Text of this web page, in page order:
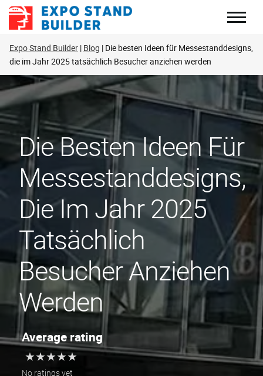
Zum
Inhalt
Expo Stand Builder Blog Die besten Ideen für Messestanddesigns,
die im Jahr 2025 tatsächlich Besucher anziehen werden
Die Besten Ideen Für
Messestanddesigns,
Die Im Jahr 2025
Tatsächlich
Besucher Anziehen
Werden
Average rating
★★★★★
★★★★★
No ratings yet